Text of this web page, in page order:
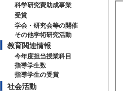
科学研究費助成事業
受賞
学会・研究会等の開催
その他学術研究活動
教育関連情報
今年度担当授業科目
指導学生数
指導学生の受賞
社会活動